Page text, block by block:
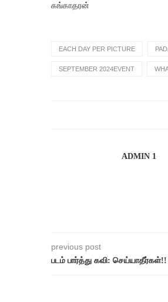
கங்காதரன்
EACH DAY PER PICTURE
SEPTEMBER 2024EVENT
ADMIN 1
previous post
படம் பார்த்து கவி: செய்யாதீர்கள்!!